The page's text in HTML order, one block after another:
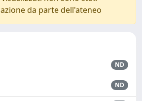
da parte dell'ateneo
ND
ND